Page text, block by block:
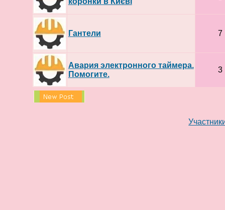
Гантели 7
Авария электронного таймера.
Помогите.
3